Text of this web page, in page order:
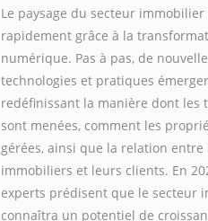
Le paysage du secteur immobilier
rapidement grâce à la
numérique. Pas à pas, de
technologies et pratiques
redéfinissant la manière dont les
sont menées, comment les
gérées, ainsi que la relation entre
immobiliers et leurs clients. En
experts prédisent que le secteur
connaîtra un potentiel de